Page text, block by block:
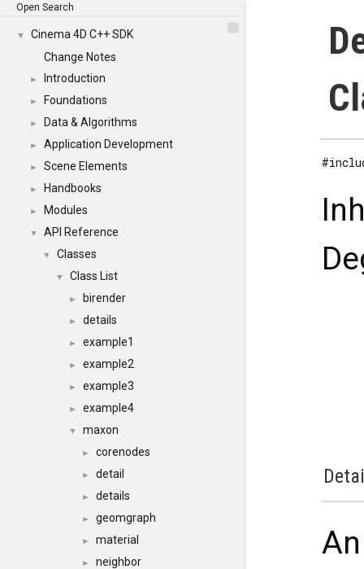
Open Search
▼
Cinema 4D C++ SDK
Change Notes
► Introduction
► Foundations
► Data & Algorithms
► Application Development
► Scene Elements
► Handbooks
► Modules
▼ API Reference
▼ Classes
▼ Class List
► birender
► details
► example1
► example2
► example3
► example4
▼ maxon
► corenodes
► detail
► details
► geomgraph
► material
► neighbor